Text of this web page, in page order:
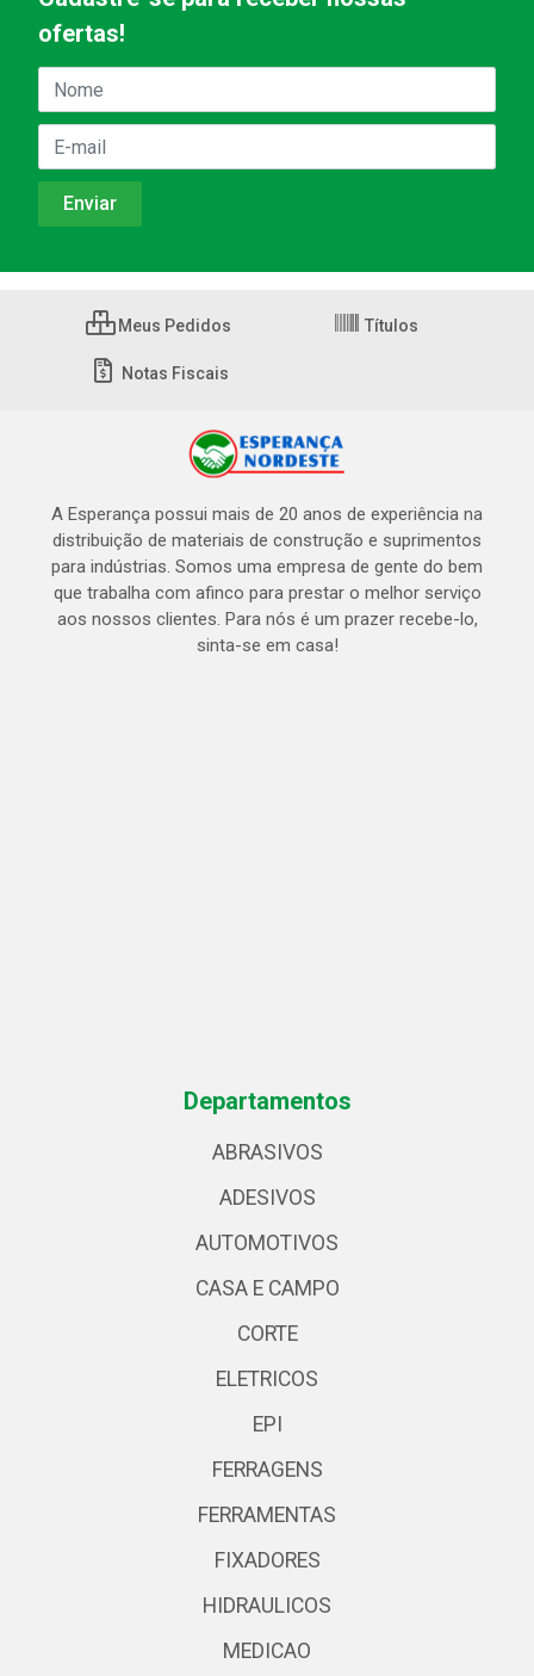
ofertas!
Meus Pedidos Títulos
Notas Fiscais
A Esperança possui mais de 20 anos de experiência na
distribuição de materiais de construção e suprimentos
para indústrias. Somos uma empresa de gente do bem
que trabalha com afinco para prestar o melhor serviço
aos nossos clientes. Para nós é um prazer recebe-lo,
sinta-se em casa!
Departamentos
ABRASIVOS
ADESIVOS
AUTOMOTIVOS
CASA E CAMPO
CORTE
ELETRICOS
EPI
FERRAGENS
FERRAMENTAS
FIXADORES
HIDRAULICOS
MEDICAO